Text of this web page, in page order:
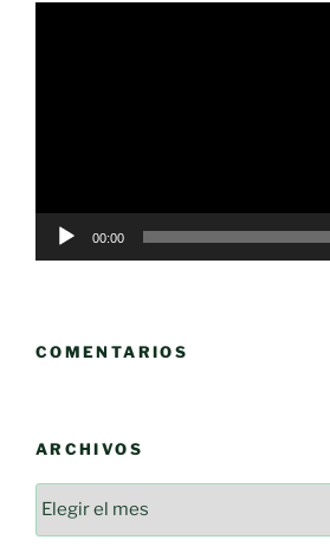
00:00
COMENTARIOS
ARCHIVOS